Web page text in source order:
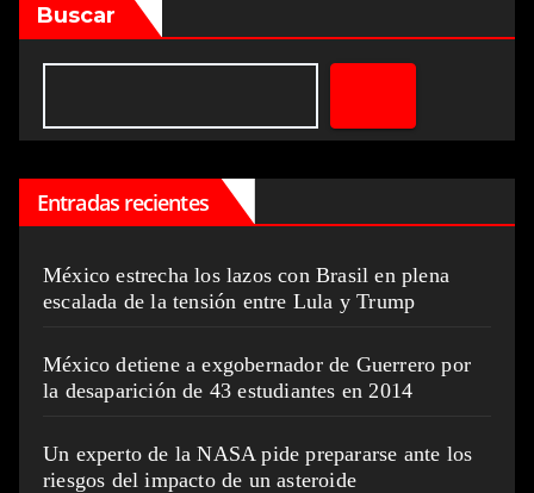
Buscar
Entradas recientes
México estrecha los lazos con Brasil en plena
escalada de la tensión entre Lula y Trump
México detiene a exgobernador de Guerrero por
la desaparición de 43 estudiantes en 2014
Un experto de la NASA pide prepararse ante los
riesgos del impacto de un asteroide